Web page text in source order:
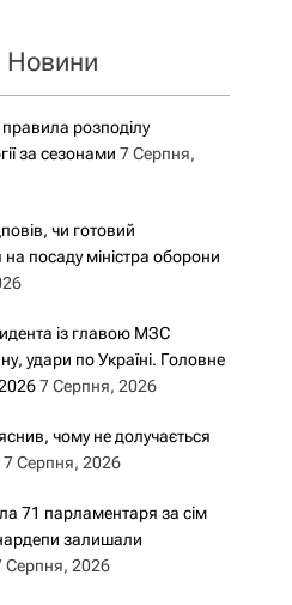
Новини
розподілу
за сезонами 7 Серпня,
чи готовий
на посаду міністра оборони
із главою МЗС
удари по Україні. Головне
7 Серпня, 2026
чому не долучається
7 Серпня, 2026
71 парламентаря за сім
залишали
Серпня, 2026